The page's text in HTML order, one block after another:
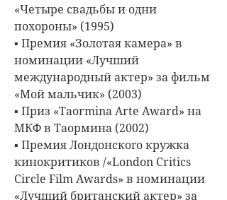
«Четыре свадьбы и одни
похороны» (1995)
▪ Премия «Золотая камера» в
номинации «Лучший
международный актер» за фильм
«Мой мальчик» (2003)
▪ Приз «Taormina Arte Award» на
МКФ в Таормина (2002)
▪ Премия Лондонского кружка
кинокритиков /«London Critics
Circle Film Awards» в номинации
«Лучший британский актер» за